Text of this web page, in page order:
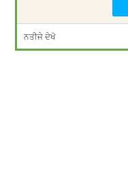
ਨਤੀਜੇ ਦੇਖੋ